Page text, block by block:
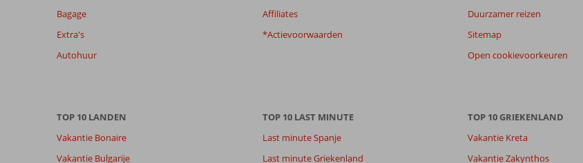
de
van
de
Bagage
Extra's
Autohuur
Affiliates
*Actievoorwaarden
Duurzamer reizen
Sitemap
Open cookievoorkeuren
TOP 10 LANDEN
Vakantie Bonaire
Vakantie Bulgarije
TOP 10 LAST MINUTE
Last minute Spanje
Last minute Griekenland
TOP 10 GRIEKENLAND
Vakantie Kreta
Vakantie Zakynthos